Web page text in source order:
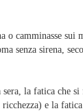
o camminasse
senza sirena,
la fatica che
e la